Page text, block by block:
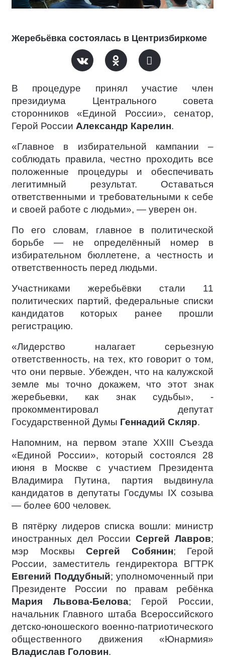
Жеребьёвка состоялась в Центризбиркоме
В процедуре принял участие член
президиума Центрального совета
сторонников «Единой России», сенатор,
Герой России Александр Карелин.
«Главное в избирательной кампании –
соблюдать правила, честно проходить все
положенные процедуры и обеспечивать
легитимный результат. Оставаться
ответственными и требовательными к себе
и своей работе с людьми», — уверен он.
По его словам, главное в политической
борьбе — не определённый номер в
избирательном бюллетене, а честность и
ответственность перед людьми.
Участниками жеребьёвки стали 11
политических партий, федеральные списки
кандидатов которых ранее прошли
регистрацию.
«Лидерство налагает серьезную
ответственность, на тех, кто говорит о том,
что они первые. Убежден, что на калужской
земле мы точно докажем, что этот знак
жеребьевки, как знак судьбы», -
прокомментировал депутат
Государственной Думы Геннадий Скляр.
Напомним, на первом этапе XXIII Съезда
«Единой России», который состоялся 28
июня в Москве с участием Президента
Владимира Путина, партия выдвинула
кандидатов в депутаты Госдумы IX созыва
— более 600 человек.
В пятёрку лидеров списка вошли: министр
иностранных дел России Сергей Лавров;
мэр Москвы Сергей Собянин; Герой
России, заместитель гендиректора ВГТРК
Евгений Поддубный; уполномоченный при
Президенте России по правам ребёнка
Мария Львова-Белова; Герой России,
начальник Главного штаба Всероссийского
детско-юношеского военно-патриотического
общественного движения «Юнармия»
Владислав Головин.